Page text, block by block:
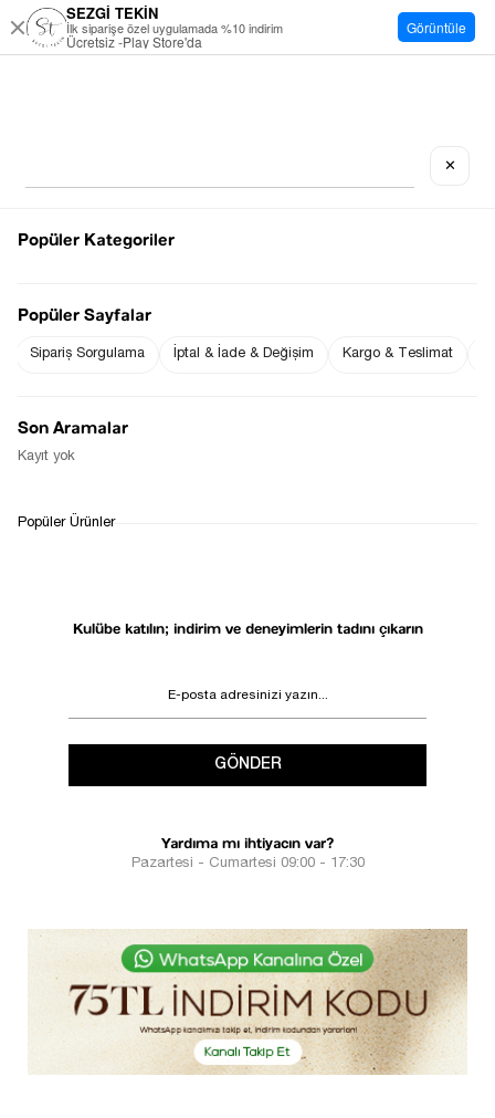
Kulübe katılın; indirim ve deneyimlerin tadını çıkarın
GÖNDER
Yardıma mı ihtiyacın var?
Pazartesi - Cumartesi 09:00 - 17:30
SEZGİ TEKİN
İlk siparişe özel uygulamada %10 indirim
Ücretsiz -Play Store'da
Görüntüle
✕
Popüler Kategoriler
Popüler Sayfalar
Sipariş Sorgulama İptal & İade & Değişim Kargo & Teslimat
Son Aramalar
Kayıt yok
Popüler Ürünler